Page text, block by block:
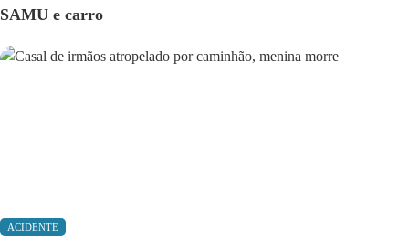
SAMU e carro
ACIDENTE